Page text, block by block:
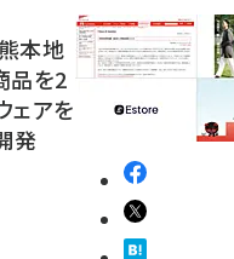
本地
品を2
ェアを
発